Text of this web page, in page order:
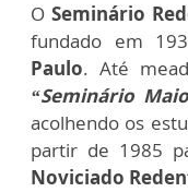
OSeminário
fundado em
Paulo. Até
“Seminário
acolhendo os
partir de 1985
Noviciado